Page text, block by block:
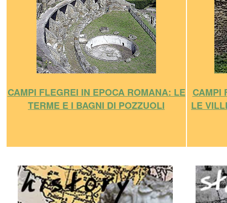
CAMPI FLEGREI IN EPOCA ROMANA: LE
TERME E I BAGNI DI POZZUOLI
CAMPI
LE